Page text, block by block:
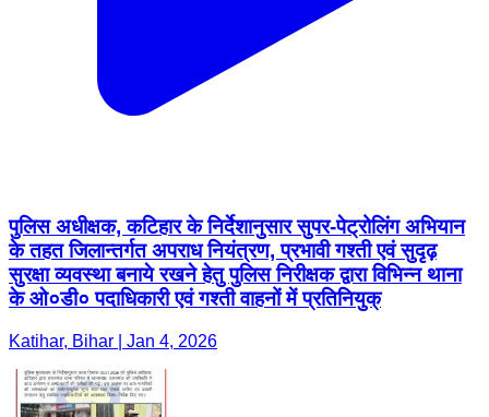
पुलिस अधीक्षक, कटिहार के निर्देशानुसार सुपर-पेट्रोलिंग अभियान
के तहत जिलान्तर्गत अपराध नियंत्रण, प्रभावी गश्ती एवं सुदृढ़
सुरक्षा व्यवस्था बनाये रखने हेतु पुलिस निरीक्षक द्वारा विभिन्न थाना
के ओ०डी० पदाधिकारी एवं गश्ती वाहनों में प्रतिनियुक्
Katihar, Bihar | Jan 4, 2026